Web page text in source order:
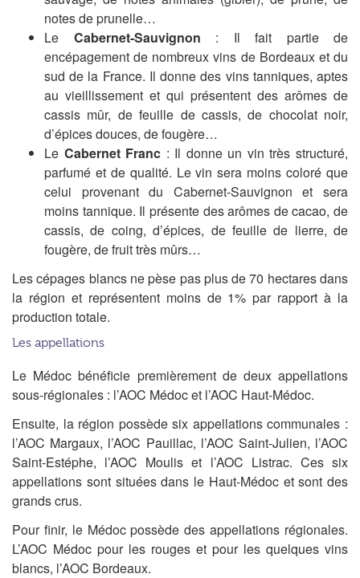
notes de prunelle…
Le Cabernet-Sauvignon : Il fait partie de
encépagement de nombreux vins de Bordeaux et du
sud de la France. Il donne des vins tanniques, aptes
au vieillissement et qui présentent des arômes de
cassis mûr, de feuille de cassis, de chocolat noir,
d’épices douces, de fougère…
Le Cabernet Franc : Il donne un vin très structuré,
parfumé et de qualité. Le vin sera moins coloré que
celui provenant du Cabernet-Sauvignon et sera
moins tannique. Il présente des arômes de cacao, de
cassis, de coing, d’épices, de feuille de lierre, de
fougère, de fruit très mûrs…
Les cépages blancs ne pèse pas plus de 70 hectares dans
la région et représentent moins de 1% par rapport à la
production totale.
Les appellations
Le Médoc bénéficie premièrement de deux appellations
sous-régionales : l’AOC Médoc et l’AOC Haut-Médoc.
Ensuite, la région possède six appellations communales :
l’AOC Margaux, l’AOC Pauillac, l’AOC Saint-Julien, l’AOC
Saint-Estéphe, l’AOC Moulis et l’AOC Listrac. Ces six
appellations sont situées dans le Haut-Médoc et sont des
grands crus.
Pour finir, le Médoc possède des appellations régionales.
L’AOC Médoc pour les rouges et pour les quelques vins
blancs, l’AOC Bordeaux.